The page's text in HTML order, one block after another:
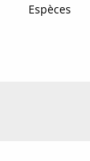
Espèces